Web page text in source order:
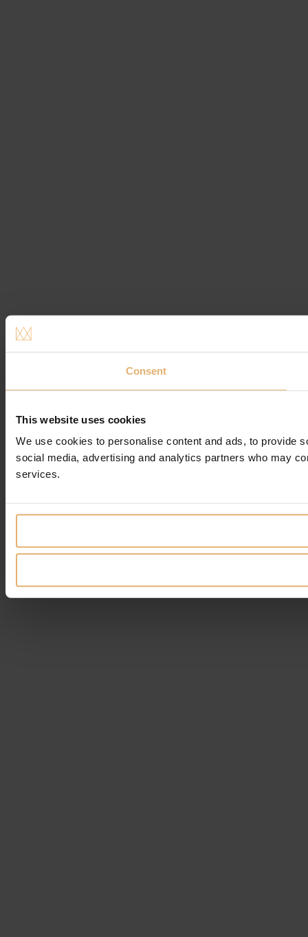
Consent
This website uses cookies
We use cookies to personalise content and ads, to provide
social media, advertising and analytics partners who may
services.